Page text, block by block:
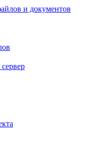
и документов